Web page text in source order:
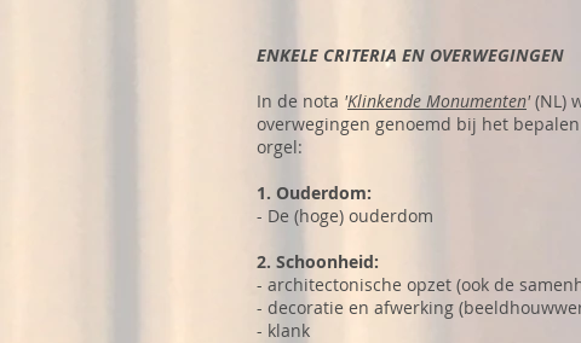
ENKELE CRITERIA EN OVERWEGINGEN
In de nota 'Klinkende Monumenten'(NL)
overwegingen genoemd bij het
orgel:
1. Ouderdom:
- De (hoge) ouderdom
2. Schoonheid:
- architectonische opzet (ook de
- decoratie en afwerking
- klank